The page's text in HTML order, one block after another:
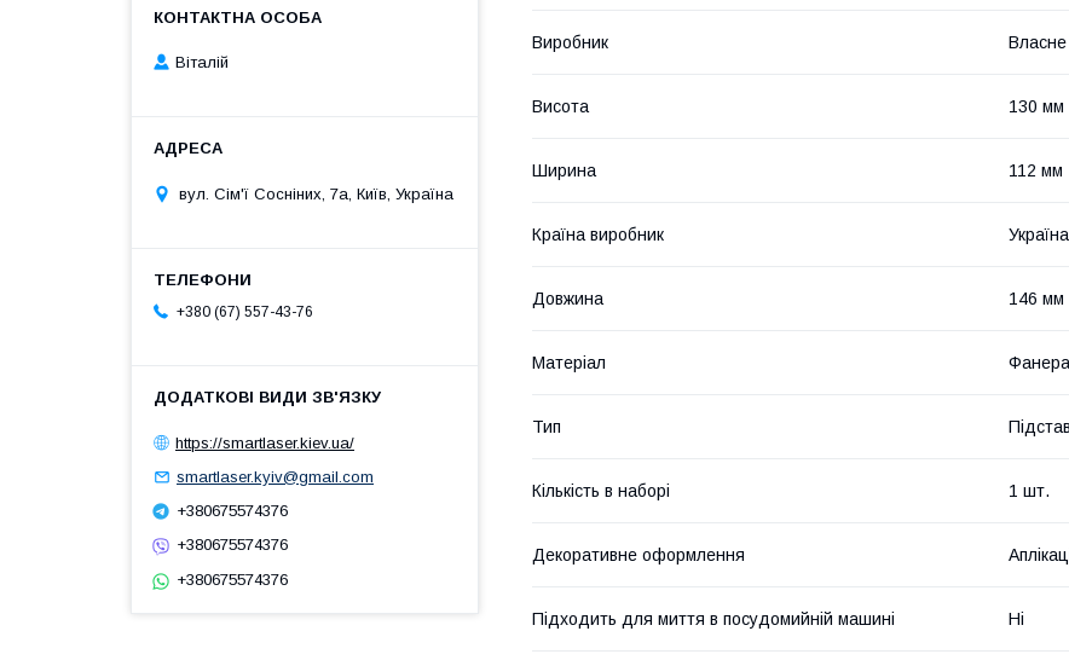
Виробник
Висота 130 мм
Ширина 112 мм
Країна виробник Україна
Довжина 146 мм
Матеріал Фанера
Тип
Кількість в наборі 1 шт.
Декоративне оформлення
Підходить для миття в посудомийній машині Ні
Віталій
вул. Сім'ї Сосніних, 7а, Київ, Україна
+380 (67) 557-43-76
https://smartlaser.kiev.ua/
smartlaser.kyiv@gmail.com
+380675574376
+380675574376
+380675574376